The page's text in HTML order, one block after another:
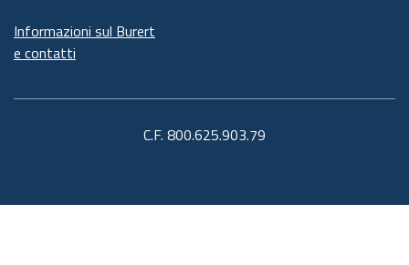
Informazioni sul Burert
e contatti
C.F. 800.625.903.79